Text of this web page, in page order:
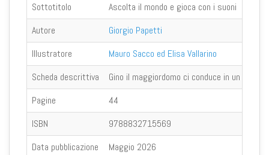
Sottotitolo
Ascolta il mondo e gioca con i suoni
Autore
Giorgio Papetti
Illustratore
Mauro Sacco ed Elisa Vallarino
Scheda descrittiva
Gino il maggiordomo ci conduce in un
Pagine
44
ISBN
9788832715569
Data pubblicazione
Maggio 2026